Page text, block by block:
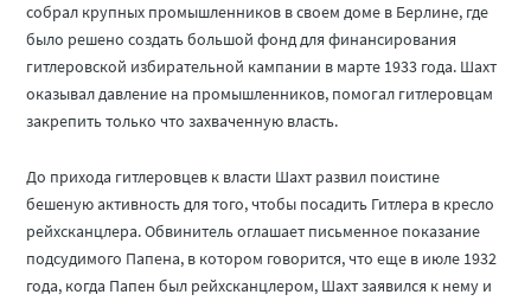
собрал крупных промышленников в своем доме в Берлине, где
было решено создать большой фонд для финансирования
гитлеровской избирательной кампании в марте 1933 года. Шахт
оказывал давление на промышленников, помогал гитлеровцам
закрепить только что захваченную власть.
До прихода гитлеровцев к власти Шахт развил поистине
бешеную активность для того, чтобы посадить Гитлера в кресло
рейхсканцлера. Обвинитель оглашает письменное показание
подсудимого Папена, в котором говорится, что еще в июле 1932
года, когда Папен был рейхсканцлером, Шахт заявился к нему и